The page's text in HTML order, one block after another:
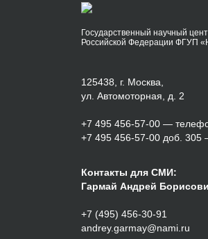
Государственный научный
Российской Федерации ФГУП
125438, г. Москва,
ул. Автомоторная, д. 2
+7 495 456-57-00 —
+7 495 456-57-00 доб. 305
Контакты для СМИ:
Гармай Андрей
+7 (495) 456-30-91
andrey.garmay@nami.ru